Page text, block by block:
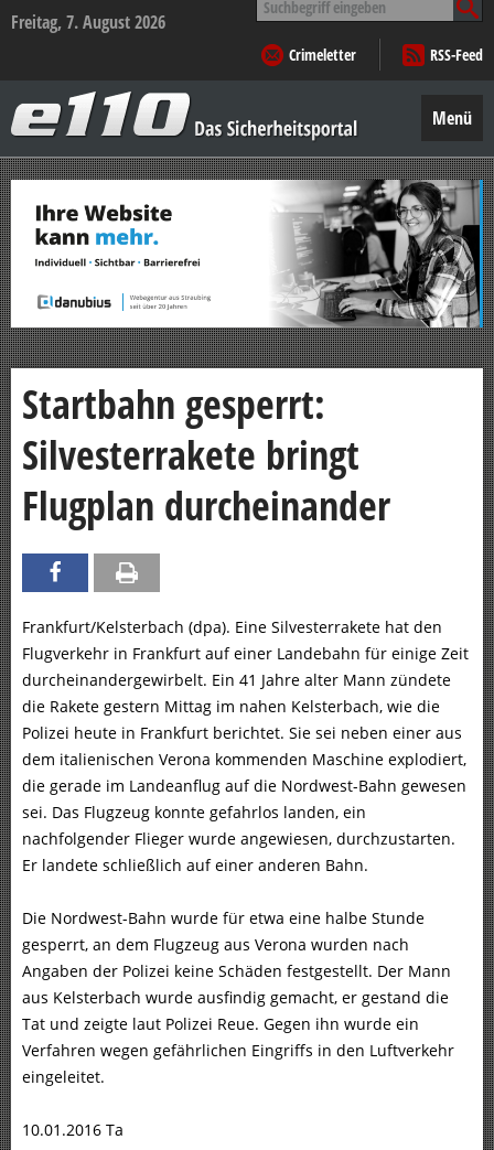
Freitag, 7. August 2026
nach:
Crimeletter
RSS-Feed
–
Das
Sicherheitsportal
Menü
Zum
Inhalt
springen
Startbahn gesperrt:
Silvesterrakete bringt
Flugplan durcheinander
Frankfurt/Kelsterbach (dpa). Eine Silvesterrakete hat den
Flugverkehr in Frankfurt auf einer Landebahn für einige Zeit
durcheinandergewirbelt. Ein 41 Jahre alter Mann zündete
die Rakete gestern Mittag im nahen Kelsterbach, wie die
Polizei heute in Frankfurt berichtet. Sie sei neben einer aus
dem italienischen Verona kommenden Maschine explodiert,
die gerade im Landeanflug auf die Nordwest-Bahn gewesen
sei. Das Flugzeug konnte gefahrlos landen, ein
nachfolgender Flieger wurde angewiesen, durchzustarten.
Er landete schließlich auf einer anderen Bahn.
Die Nordwest-Bahn wurde für etwa eine halbe Stunde
gesperrt, an dem Flugzeug aus Verona wurden nach
Angaben der Polizei keine Schäden festgestellt. Der Mann
aus Kelsterbach wurde ausfindig gemacht, er gestand die
Tat und zeigte laut Polizei Reue. Gegen ihn wurde ein
Verfahren wegen gefährlichen Eingriffs in den Luftverkehr
eingeleitet.
10.01.2016 Ta